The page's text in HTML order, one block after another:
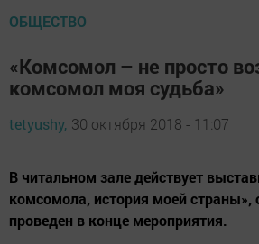
ОБЩЕСТВО
«Комсомол – не просто
комсомол моя судьба»
tetyushy, 30 октября 2018 - 11:07
В читальном зале действует
комсомола, история моей страны»,
проведен в конце мероприятия.